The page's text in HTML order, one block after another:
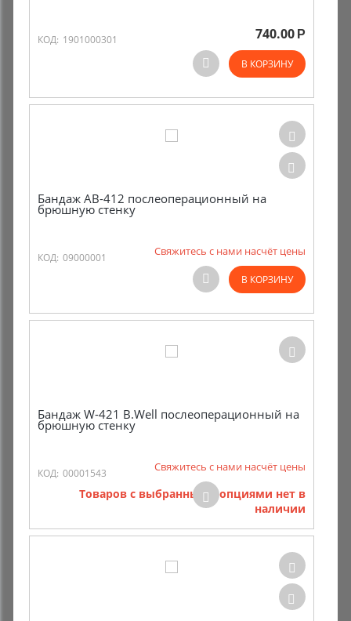
КОД: 1901000301 740.00 Р
В КОРЗИНУ
Бандаж AB-412 послеоперационный на
брюшную стенку
КОД: 09000001 Свяжитесь с нами насчёт цены
В КОРЗИНУ
Бандаж W-421 B.Well послеоперационный на
брюшную стенку
КОД: 00001543 Свяжитесь с нами насчёт цены
Товаров с выбранными опциями нет в
наличии